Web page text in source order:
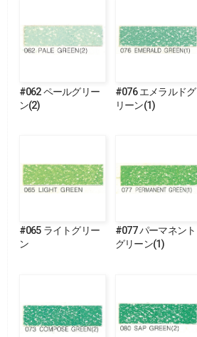
#062 ペールグリー
ン(2)
#076 エメラルドグ
リーン(1)
#065 ライトグリー
ン
#077 パーマネント
グリーン(1)